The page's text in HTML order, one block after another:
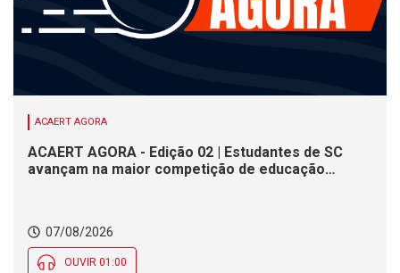
ACAERT AGORA
ACAERT AGORA - Edição 02 | Estudantes de SC
avançam na maior competição de educação
Social nesta sexta (7)
07/08/2026
OUVIR 01:00